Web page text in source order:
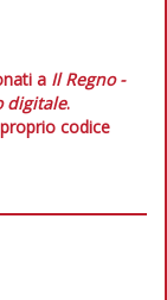
a Il Regno -
digitale.
codice